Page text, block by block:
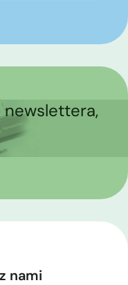
newslettera,
nami